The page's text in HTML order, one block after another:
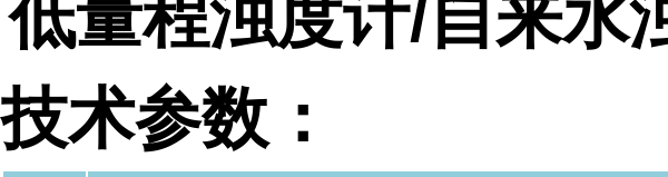
低量程浊度计/自来水
技术参数：